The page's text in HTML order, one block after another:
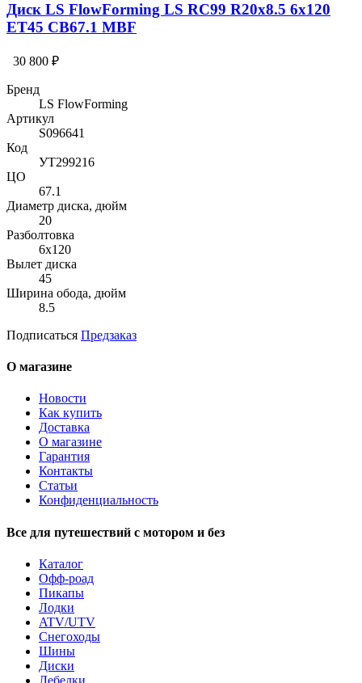
Диск LS FlowForming LS RC99 R20x8.5 6x120
ET45 CB67.1 MBF
30 800 ₽
Бренд
LS FlowForming
Артикул
S096641
Код
УТ299216
ЦО
67.1
Диаметр диска, дюйм
20
Разболтовка
6x120
Вылет диска
45
Ширина обода, дюйм
8.5
Подписаться Предзаказ
О магазине
Новости
Как купить
Доставка
О магазине
Гарантия
Контакты
Статьи
Конфиденциальность
Все для путешествий с мотором и без
Каталог
Офф-роад
Пикапы
Лодки
ATV/UTV
Снегоходы
Шины
Диски
Лебедки